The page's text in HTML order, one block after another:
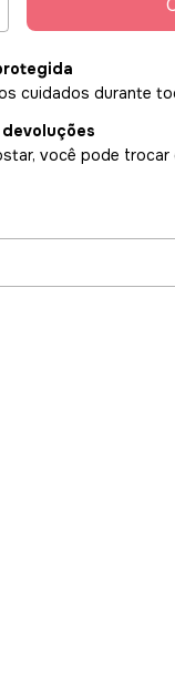
cuidados durante
você pode trocar